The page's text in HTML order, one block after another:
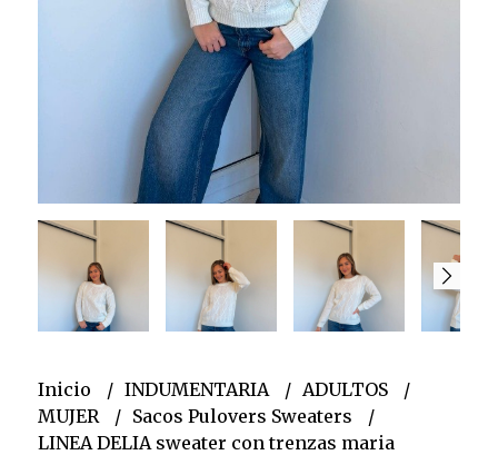
Inicio INDUMENTARIA
ADULTOS
MUJER
Sacos Pulovers Sweaters
LINEA DELIA sweater con trenzas maria